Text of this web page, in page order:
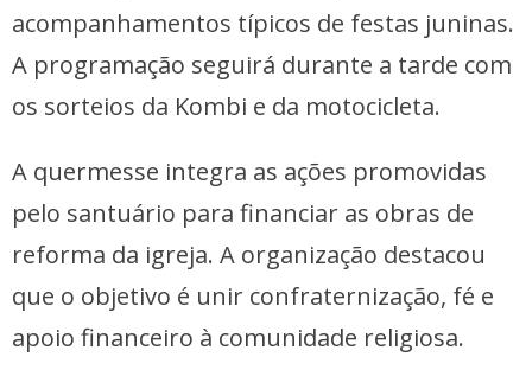
acompanhamentos típicos de festas juninas.
A programação seguirá durante a tarde com
os sorteios da Kombi e da motocicleta.
A quermesse integra as ações promovidas
pelo santuário para financiar as obras de
reforma da igreja. A organização destacou
que o objetivo é unir confraternização, fé e
apoio financeiro à comunidade religiosa.